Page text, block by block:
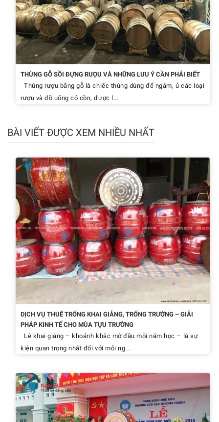
THÙNG GỖ SỒI ĐỰNG RƯỢU VÀ NHỮNG LƯU Ý CẦN PHẢI BIẾT
Thùng rượu bằng gỗ là chiếc thùng dùng để ngâm, ủ các loại
rượu và đồ uống có cồn, được l...
BÀI VIẾT ĐƯỢC XEM NHIỀU NHẤT
DỊCH VỤ THUÊ TRỐNG KHAI GIẢNG, TRỐNG TRƯỜNG – GIẢI
PHÁP KINH TẾ CHO MÙA TỰU TRƯỜNG
Lễ khai giảng – khoảnh khắc mở đầu mỗi năm học – là sự
kiện quan trọng nhất đối với mỗi ng...